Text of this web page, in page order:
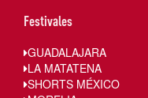
Festivales
GUADALAJARA
LA MATATENA
SHORTS MÉXICO